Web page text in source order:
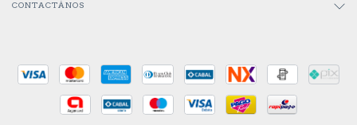
CONTACTÁNOS